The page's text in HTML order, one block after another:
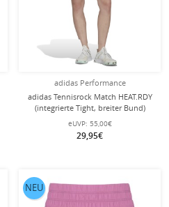
adidas Performance
adidas Tennisrock Match HEAT.RDY
(integrierte Tight, breiter Bund)
orange Damen
eUVP: 55,00€
29,95€
NEU